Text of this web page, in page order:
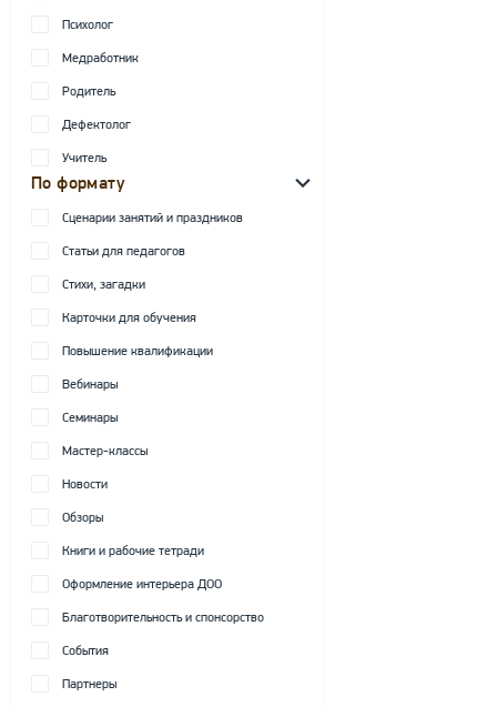
Психолог
Медработник
Родитель
Дефектолог
Учитель
По формату
Сценарии занятий и праздников
Статьи для педагогов
Стихи, загадки
Карточки для обучения
Повышение квалификации
Вебинары
Семинары
Мастер-классы
Новости
Обзоры
Книги и рабочие тетради
Оформление интерьера ДОО
Благотворительность и спонсорство
События
Партнеры